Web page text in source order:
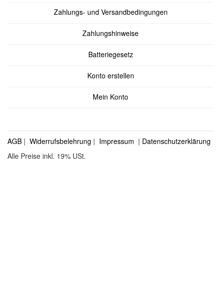
Zahlungs- und Versandbedingungen
Zahlungshinweise
Batteriegesetz
Konto erstellen
Mein Konto
AGB | Widerrufsbelehrung | Impressum | Datenschutzerklärung
Alle Preise inkl. 19% USt.